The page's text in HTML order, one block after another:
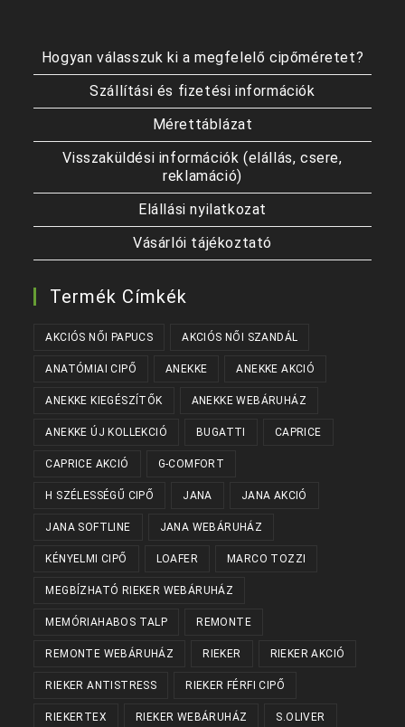
Hogyan válasszuk ki a megfelelő cipőméretet?
Szállítási és fizetési információk
Mérettáblázat
Visszaküldési információk (elállás, csere,
reklamáció)
Elállási nyilatkozat
Vásárlói tájékoztató
Termék Címkék
AKCIÓS NŐI PAPUCS AKCIÓS NŐI SZANDÁL
ANATÓMIAI CIPŐ ANEKKE ANEKKE AKCIÓ
ANEKKE KIEGÉSZÍTŐK ANEKKE WEBÁRUHÁZ
ANEKKE ÚJ KOLLEKCIÓ BUGATTI CAPRICE
CAPRICE AKCIÓ G-COMFORT
H SZÉLESSÉGŰ CIPŐ JANA JANA AKCIÓ
JANA SOFTLINE JANA WEBÁRUHÁZ
KÉNYELMI CIPŐ LOAFER MARCO TOZZI
MEGBÍZHATÓ RIEKER WEBÁRUHÁZ
MEMÓRIAHABOS TALP REMONTE
REMONTE WEBÁRUHÁZ RIEKER RIEKER AKCIÓ
RIEKER ANTISTRESS RIEKER FÉRFI CIPŐ
RIEKERTEX RIEKER WEBÁRUHÁZ S.OLIVER